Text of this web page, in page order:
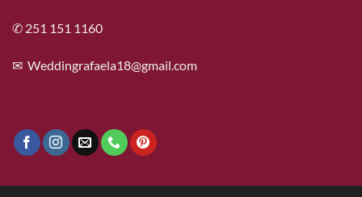
✆ 251 151 1160
✉ Weddingrafaela18@gmail.com